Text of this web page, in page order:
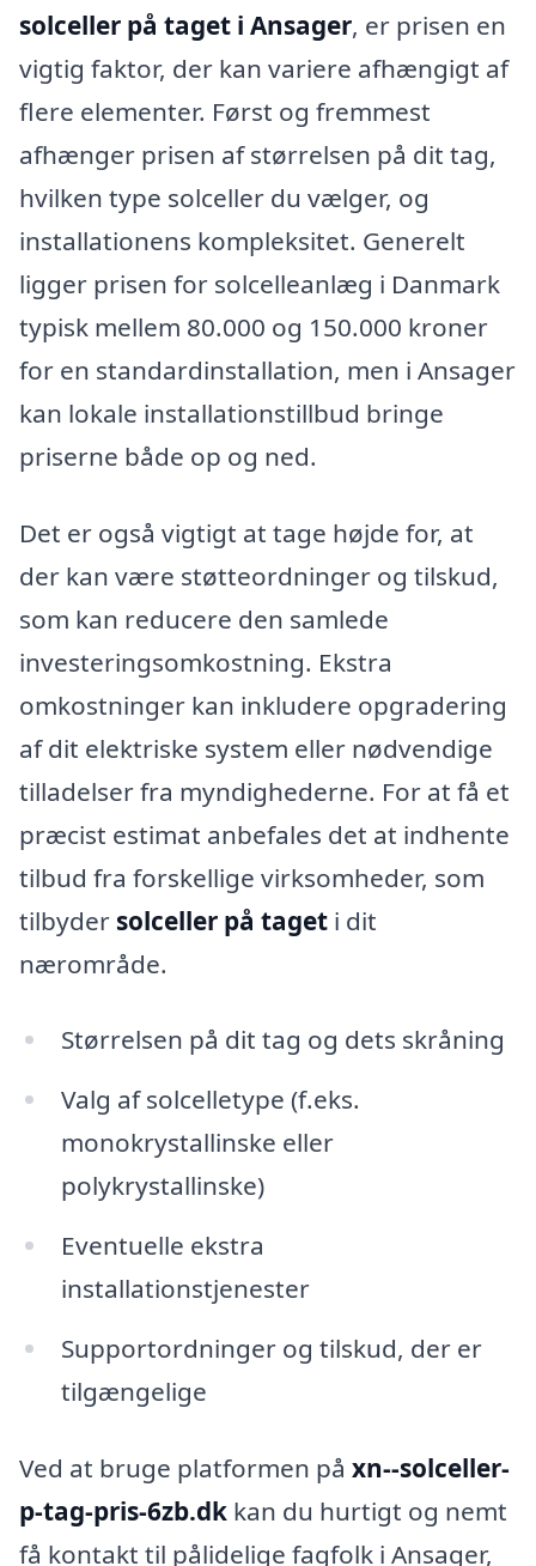
solceller på taget i Ansager, er prisen en
vigtig faktor, der kan variere afhængigt af
flere elementer. Først og fremmest
afhænger prisen af størrelsen på dit tag,
hvilken type solceller du vælger, og
installationens kompleksitet. Generelt
ligger prisen for solcelleanlæg i Danmark
typisk mellem 80.000 og 150.000 kroner
for en standardinstallation, men i Ansager
kan lokale installationstillbud bringe
priserne både op og ned.
Det er også vigtigt at tage højde for, at
der kan være støtteordninger og tilskud,
som kan reducere den samlede
investeringsomkostning. Ekstra
omkostninger kan inkludere opgradering
af dit elektriske system eller nødvendige
tilladelser fra myndighederne. For at få et
præcist estimat anbefales det at indhente
tilbud fra forskellige virksomheder, som
tilbyder solceller på taget i dit
nærområde.
Størrelsen på dit tag og dets skråning
Valg af solcelletype (f.eks.
monokrystallinske eller
polykrystallinske)
Eventuelle ekstra
installationstjenester
Supportordninger og tilskud, der er
tilgængelige
Ved at bruge platformen på xn--solceller-
p-tag-pris-6zb.dk kan du hurtigt og nemt
få kontakt til pålidelige fagfolk i Ansager,